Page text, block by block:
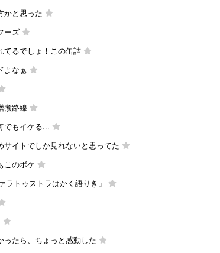
かと思った
ーズ
てるでしょ！この缶詰
よなぁ
煮路線
でもイケる...
サイトでしか見れないと思ってた
このボケ
ラトゥストラはかく語りき」
ったら、ちょっと感動した